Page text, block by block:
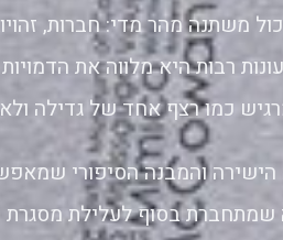
משתנה מהר מדי: חברות,
רבות היא מלווה את
כמו רצף אחד של גדילה
והמבנה הסיפורי
בסוף לעלילת מסגרת